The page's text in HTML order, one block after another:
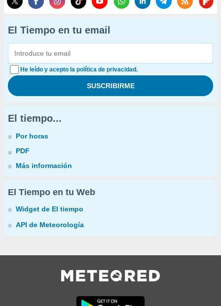
El Tiempo en tu email
He leído y acepto la política de privacidad.
El tiempo...
Por horas
PDF
Más información
El Tiempo en tu Web
Widget de El tiempo
API de Meteorología